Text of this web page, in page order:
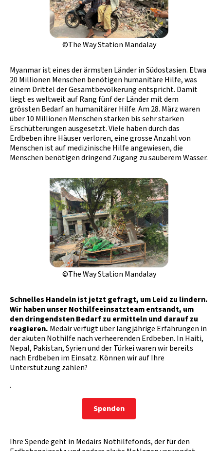
©The Way Station Mandalay
Myanmar ist eines der ärmsten Länder in Südostasien. Etwa
20 Millionen Menschen benötigen humanitäre Hilfe, was
einem Drittel der Gesamtbevölkerung entspricht. Damit
liegt es weltweit auf Rang fünf der Länder mit dem
grössten Bedarf an humanitärer Hilfe. Am 28. März waren
über 10 Millionen Menschen starken bis sehr starken
Erschütterungen ausgesetzt. Viele haben durch das
Erdbeben ihre Häuser verloren, eine grosse Anzahl von
Menschen ist auf medizinische Hilfe angewiesen, die
Menschen benötigen dringend Zugang zu sauberem Wasser.
©The Way Station Mandalay
Schnelles Handeln ist jetzt gefragt, um Leid zu lindern.
Wir haben unser Nothilfeeinsatzteam entsandt, um
den dringendsten Bedarf zu ermitteln und darauf zu
reagieren. Medair verfügt über langjährige Erfahrungen in
der akuten Nothilfe nach verheerenden Erdbeben. In Haiti,
Nepal, Pakistan, Syrien und der Türkei waren wir bereits
nach Erdbeben im Einsatz. Können wir auf Ihre
Unterstützung zählen?
.
Spenden
Ihre Spende geht in Medairs Nothilfefonds, der für den